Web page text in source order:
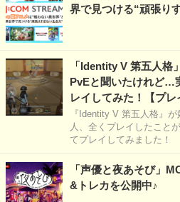
界で見つける“頑張り
「Identity V 第五人格
PvEと聞いたけれど…
レイしてみた！【プレ
『Identity V 第五人格』
人、全くプレイしたこと
てプレイしてみました！
「声優と夜あそび」
&トレカを公開中♪